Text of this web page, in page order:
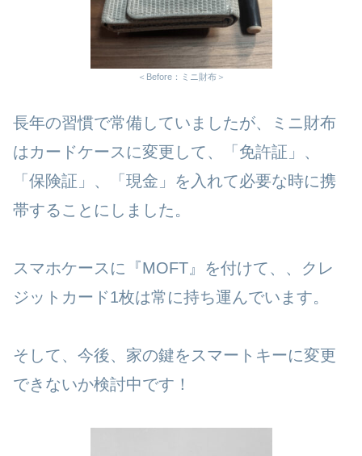
＜Before：ミニ財布＞
長年の習慣で常備していましたが、ミニ財布
はカードケースに変更して、「免許証」、
「保険証」、「現金」を入れて必要な時に携
帯することにしました。
スマホケースに『MOFT』を付けて、、クレ
ジットカード1枚は常に持ち運んでいます。
そして、今後、家の鍵をスマートキーに変更
できないか検討中です！